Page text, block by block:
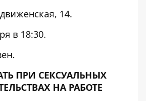
14.
в 18:30.
ПРИ СЕКСУАЛЬНЫХ
НА РАБОТЕ